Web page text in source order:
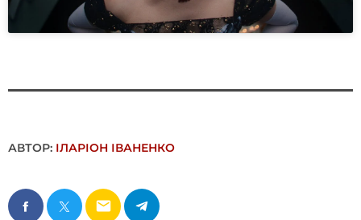
АВТОР: ІЛАРІОН ІВАНЕНКО
email